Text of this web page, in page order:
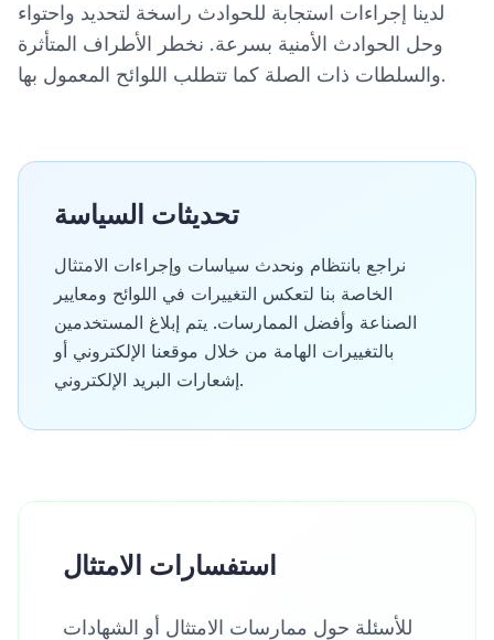
لدينا إجراءات استجابة للحوادث راسخة لتحديد واحتواء
وحل الحوادث الأمنية بسرعة. نخطر الأطراف المتأثرة
والسلطات ذات الصلة كما تتطلب اللوائح المعمول بها.
تحديثات السياسة
نراجع بانتظام ونحدث سياسات وإجراءات الامتثال
الخاصة بنا لتعكس التغييرات في اللوائح ومعايير
الصناعة وأفضل الممارسات. يتم إبلاغ المستخدمين
بالتغييرات الهامة من خلال موقعنا الإلكتروني أو
إشعارات البريد الإلكتروني.
استفسارات الامتثال
للأسئلة حول ممارسات الامتثال أو الشهادات